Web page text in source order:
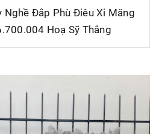
Nghề Đắp Phù Điêu Xi Măng
Hoạ Sỹ Thắng